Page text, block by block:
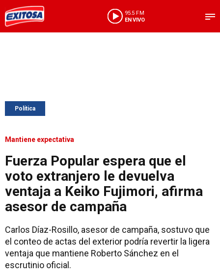
95.5 FM
EN VIVO
Política
Mantiene expectativa
Fuerza Popular espera que el
voto extranjero le devuelva
ventaja a Keiko Fujimori, afirma
asesor de campaña
Carlos Díaz-Rosillo, asesor de campaña, sostuvo que
el conteo de actas del exterior podría revertir la ligera
ventaja que mantiene Roberto Sánchez en el
escrutinio oficial.